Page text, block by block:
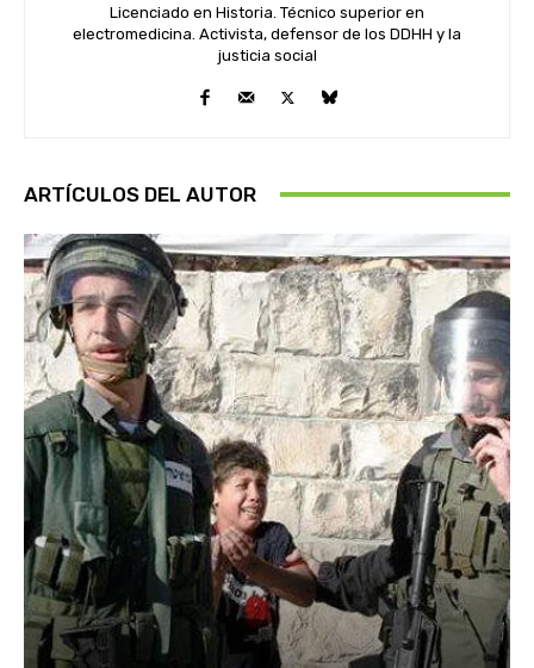
Licenciado en Historia. Técnico superior en
electromedicina. Activista, defensor de los DDHH y la
justicia social
ARTÍCULOS DEL AUTOR